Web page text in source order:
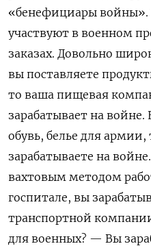
«бенефициары войны».
участвуют в военном
заказах. Довольно
вы поставляете
то ваша пищевая
зарабатывает на
обувь, белье для
зарабатываете на
вахтовым методом
госпитале, вы
транспортной
для военных? — Вы